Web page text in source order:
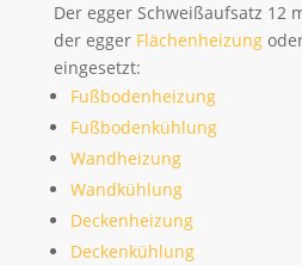
Der egger Schweißaufsatz 12
der egger Flächenheizung
eingesetzt:
Fußbodenheizung
Fußbodenkühlung
Wandheizung
Wandkühlung
Deckenheizung
Deckenkühlung